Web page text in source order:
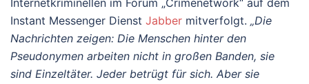
Internetkriminellen im Forum „Crimenetwork“ auf dem
Instant Messenger Dienst Jabber mitverfolgt. „Die
Nachrichten zeigen: Die Menschen hinter den
Pseudonymen arbeiten nicht in großen Banden, sie
sind Einzeltäter. Jeder betrügt für sich. Aber sie